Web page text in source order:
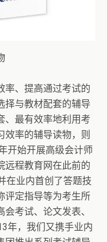
率、提高通过考试的
择与教材配套的辅导
、最有效率地利用考
效率的辅导读物，则
开始开展高级会计师
远程教育网在此前的
在业内首创了答题技
评定指导等为考生所
考试、论文发表、
年，我们又携手业内